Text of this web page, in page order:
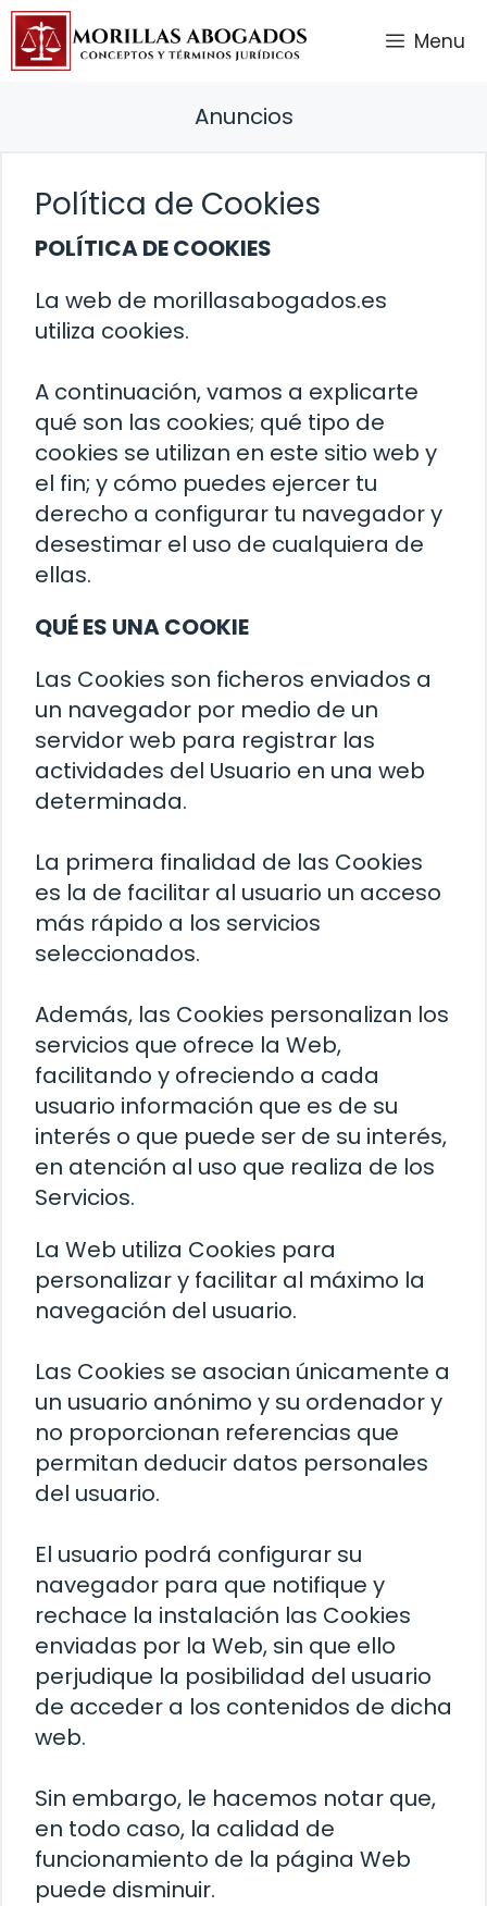
Saltar
contenido
Menu
Anuncios
Política de Cookies
POLÍTICA DE COOKIES
La web de morillasabogados.es
utiliza cookies.
A continuación, vamos a explicarte
qué son las cookies; qué tipo de
cookies se utilizan en este sitio web y
el fin; y cómo puedes ejercer tu
derecho a configurar tu navegador y
desestimar el uso de cualquiera de
ellas.
QUÉ ES UNA COOKIE
Las Cookies son ficheros enviados a
un navegador por medio de un
servidor web para registrar las
actividades del Usuario en una web
determinada.
La primera finalidad de las Cookies
es la de facilitar al usuario un acceso
más rápido a los servicios
seleccionados.
Además, las Cookies personalizan los
servicios que ofrece la Web,
facilitando y ofreciendo a cada
usuario información que es de su
interés o que puede ser de su interés,
en atención al uso que realiza de los
Servicios.
La Web utiliza Cookies para
personalizar y facilitar al máximo la
navegación del usuario.
Las Cookies se asocian únicamente a
un usuario anónimo y su ordenador y
no proporcionan referencias que
permitan deducir datos personales
del usuario.
El usuario podrá configurar su
navegador para que notifique y
rechace la instalación las Cookies
enviadas por la Web, sin que ello
perjudique la posibilidad del usuario
de acceder a los contenidos de dicha
web.
Sin embargo, le hacemos notar que,
en todo caso, la calidad de
funcionamiento de la página Web
puede disminuir.